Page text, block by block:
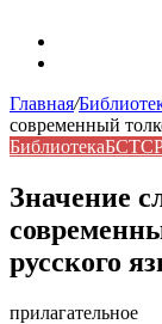
Главная/
современный
Библиотека
Значение
русского
прилагательное